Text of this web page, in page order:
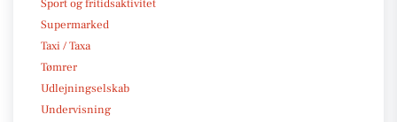
Sport og fritidsaktivitet
Supermarked
Taxi / Taxa
Tømrer
Udlejningselskab
Undervisning